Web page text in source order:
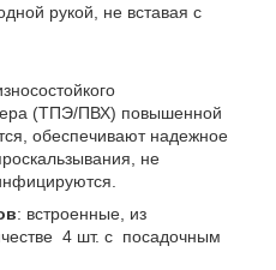
рукой, не вставая с
(ТПЭ/ПВХ) повышенной
обеспечивают надежное
не
: встроенные, из
4 шт. с посадочным